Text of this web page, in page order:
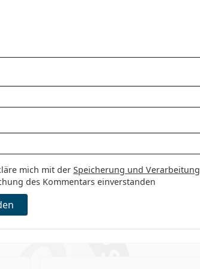
mich mit derSpeicherung und Verarbeitung
des Kommentars einverstanden